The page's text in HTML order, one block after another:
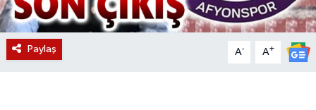
Paylaş A- A+